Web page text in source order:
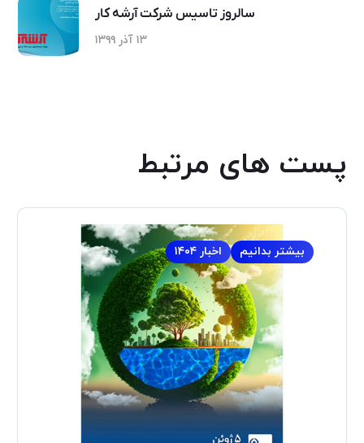
سالروز تاسیس شرکت آرشه کار
۱۳ آذر ۱۳۹۹
پست های مرتبط
اخبار ۱۴۰۴ بیشتر بدانیم